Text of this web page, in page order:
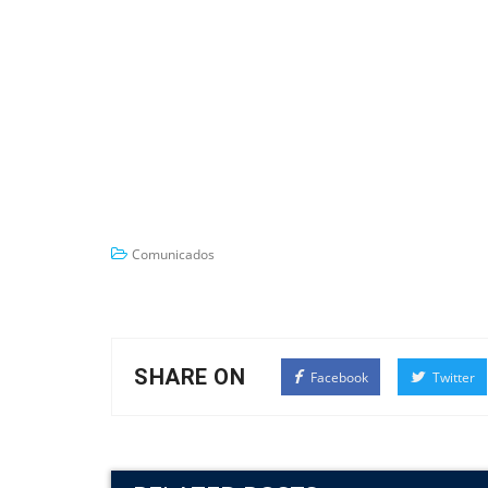
Comunicados
SHARE ON Facebook Twitter